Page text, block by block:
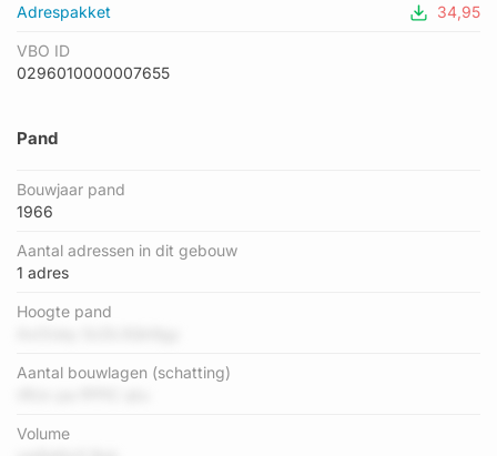
Adrespakket
34,95
VBO ID
0296010000007655
Pand
Bouwjaar pand
1966
Aantal adressen in dit gebouw
1 adres
Hoogte pand
Aantal bouwlagen (schatting)
Volume